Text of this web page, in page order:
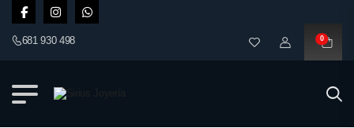
681 930 498 0